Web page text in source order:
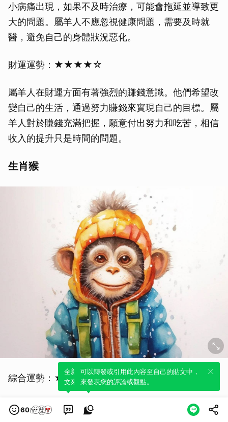
小病痛出現，如果不及時治療，可能會拖延並導致更
大的問題。屬羊人不應忽視健康問題，需要及時就
醫，避免自己的身體狀況惡化。
財運運勢：★★★★☆
屬羊人在財運方面有著強烈的賺錢意識。他們希望改
變自己的生活，通過努力賺錢來實現自己的目標。屬
羊人對於賺錢充滿把握，願意付出努力和吃苦，相信
收入的提升只是時間的問題。
生肖猴
綜合運勢：★★★★☆
本月，屬猴人的綜合運勢相對穩定。然而，你需要更
60
全新體驗！一鍵引用此內容，透過發布貼
文來輕鬆表達個人立場。
可以轉發或引用此內容至自己的貼文中，
來發表您的評論或觀點。